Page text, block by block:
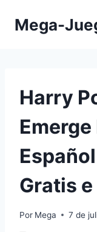
Mega-
Harry
Gratis
Por Mega 7 de